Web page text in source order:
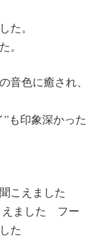
た。
。
音色に癒され、
も印象深かった
こえました
えました フー
た